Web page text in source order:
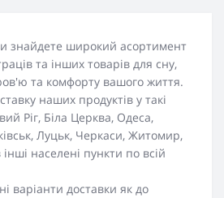
знайдете широкий асортимент
та інших товарів для сну,
та комфорту вашого життя.
наших продуктів у такі
Ріг, Біла Церква, Одеса,
Луцьк, Черкаси, Житомир,
населені пункти по всій
варіанти доставки як до